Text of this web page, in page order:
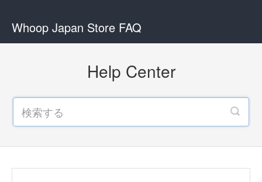
Whoop Japan Store FAQ
Help Center